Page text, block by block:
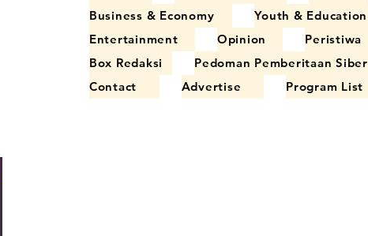
Business & Economy
Youth & Education
Entertainment
Opinion Peristiwa
Box Redaksi
Pedoman Pemberitaan Siber
Contact
Advertise Program List